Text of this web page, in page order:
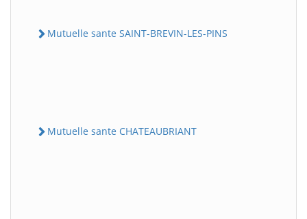
Mutuelle sante SAINT-BREVIN-LES-PINS
Mutuelle sante CHATEAUBRIANT